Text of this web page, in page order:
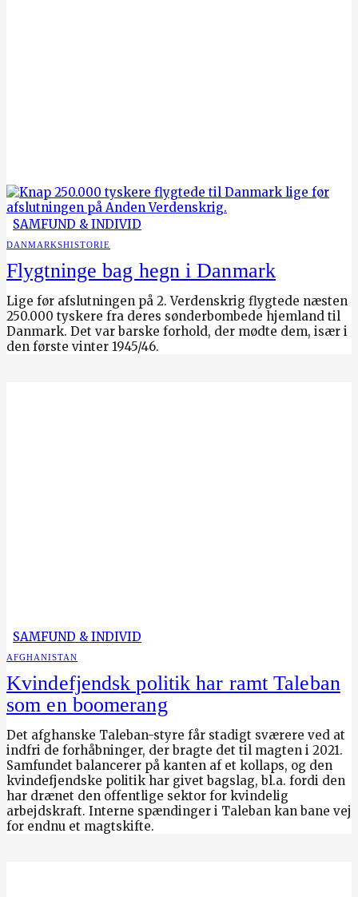
SAMFUND & INDIVID
DANMARKSHISTORIE
Flygtninge bag hegn i Danmark
Lige før afslutningen på 2. Verdenskrig flygtede næsten
250.000 tyskere fra deres sønderbombede hjemland til
Danmark. Det var barske forhold, der mødte dem, især i
den første vinter 1945/46.
SAMFUND & INDIVID
AFGHANISTAN
Kvindefjendsk politik har ramt Taleban
som en boomerang
Det afghanske Taleban-styre får stadigt sværere ved at
indfri de forhåbninger, der bragte det til magten i 2021.
Samfundet balancerer på kanten af et kollaps, og den
kvindefjendske politik har givet bagslag, bl.a. fordi den
har drænet den offentlige sektor for kvindelig
arbejdskraft. Interne spændinger i Taleban kan bane vej
for endnu et magtskifte.